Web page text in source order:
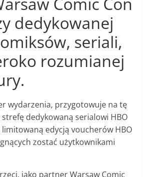
dedykowanej
seriali,
rozumianej
wydarzenia, przygotowuje na tę
dedykowaną serialowi HBO
edycją voucherów HBO
zostać użytkownikami
jako partner Warsaw Comic